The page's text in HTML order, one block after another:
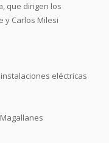
que dirigen los
y Carlos Milesi
eléctricas